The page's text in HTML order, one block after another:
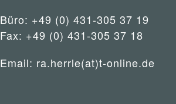
Büro: +49 (0) 431-305 37 19
Fax: +49 (0) 431-305 37 18
Email: ra.herrle(at)t-online.de